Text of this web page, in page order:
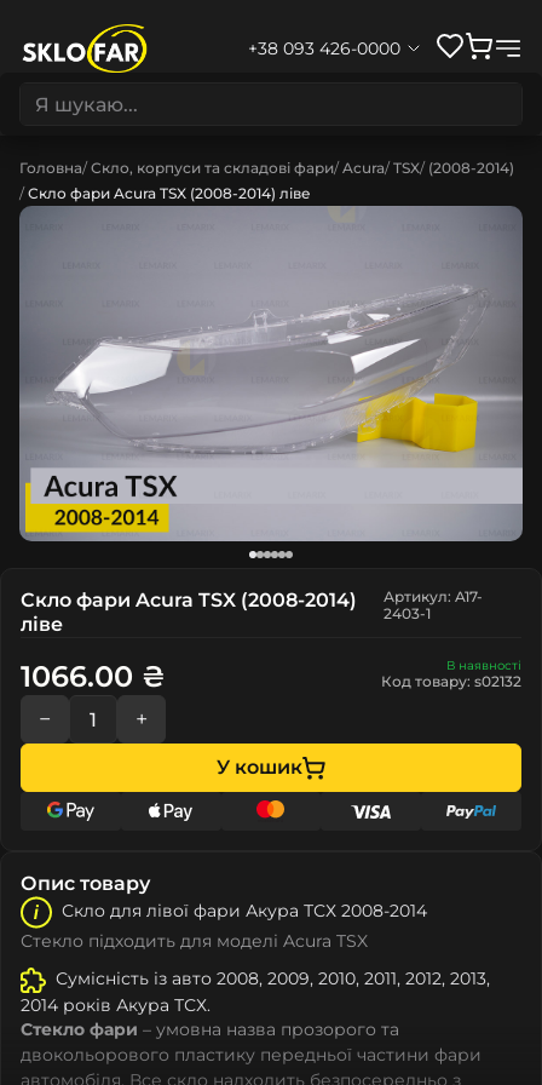
+38 093 426-0000
Головна Скло, корпуси та складові фари Acura TSX (2008-2014)
Скло фари Acura TSX (2008-2014) ліве
Скло фари Acura TSX (2008-2014)
ліве
Артикул: A17-
2403-1
В наявності
Код товару: s02132
1066.00 ₴
− +
У кошик
Опис товару
Скло для лівої фари Акура ТСХ 2008-2014
Стекло підходить для моделі Acura TSX
Сумісність із авто 2008, 2009, 2010, 2011, 2012, 2013,
2014 років Акура ТСХ.
Стекло фари – умовна назва прозорого та
двокольорового пластику передньої частини фари
автомобіля. Все скло надходить безпосередньо з